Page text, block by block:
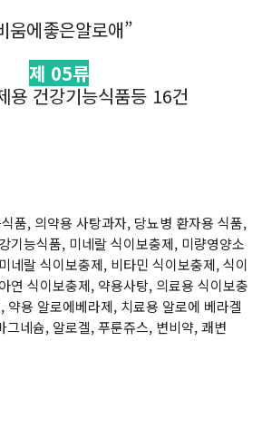
움에좋은알로애”
제 05류
용 건강기능식품등 16건
품, 의약용 사탕과자, 당뇨병 환자용 식품,
기능식품, 미네랄 식이보충제, 미량영양소
네랄 식이보충제, 비타민 식이보충제, 식이
연 식이보충제, 약용사탕, 의료용 식이보충
약용 알로에베라제, 치료용 알로에 베라겔
그네슘, 알로겔, 푸룬쥬스, 변비약, 쾌변